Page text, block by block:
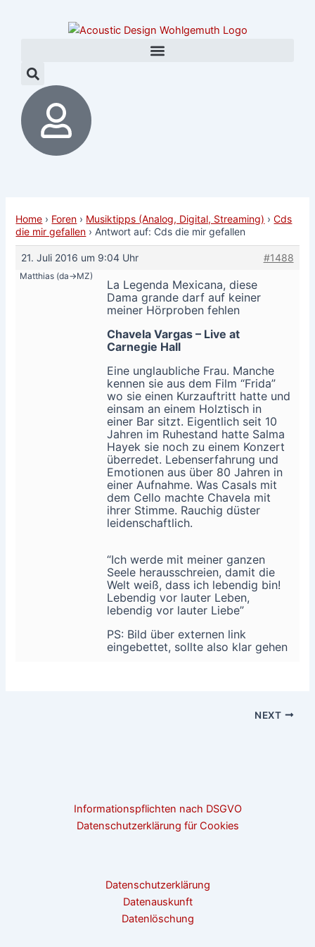
Home › Foren › Musiktipps (Analog, Digital, Streaming) › Cds
die mir gefallen › Antwort auf: Cds die mir gefallen
21. Juli 2016 um 9:04 Uhr #1488
Matthias (da->MZ)
La Legenda Mexicana, diese
Dama grande darf auf keiner
meiner Hörproben fehlen
Chavela Vargas – Live at
Carnegie Hall
Eine unglaubliche Frau. Manche
kennen sie aus dem Film “Frida”
wo sie einen Kurzauftritt hatte und
einsam an einem Holztisch in
einer Bar sitzt. Eigentlich seit 10
Jahren im Ruhestand hatte Salma
Hayek sie noch zu einem Konzert
überredet. Lebenserfahrung und
Emotionen aus über 80 Jahren in
einer Aufnahme. Was Casals mit
dem Cello machte Chavela mit
ihrer Stimme. Rauchig düster
leidenschaftlich.
“Ich werde mit meiner ganzen
Seele herausschreien, damit die
Welt weiß, dass ich lebendig bin!
Lebendig vor lauter Leben,
lebendig vor lauter Liebe”
PS: Bild über externen link
eingebettet, sollte also klar gehen
NEXT
Informationspflichten nach DSGVO
Datenschutzerklärung für Cookies
Datenschutzerklärung
Datenauskunft
Datenlöschung